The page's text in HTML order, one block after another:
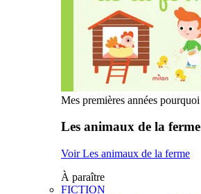
Mes premières années pourquoi
Les animaux de la ferme
Voir Les animaux de la ferme
À paraître
FICTION